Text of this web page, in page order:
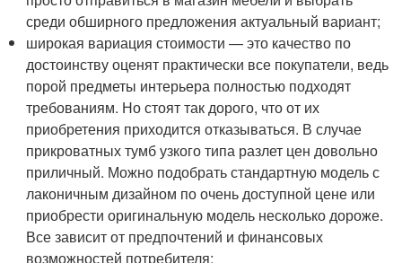
среди обширного предложения актуальный вариант;
широкая вариация стоимости — это качество по
достоинству оценят практически все покупатели, ведь
порой предметы интерьера полностью подходят
требованиям. Но стоят так дорого, что от их
приобретения приходится отказываться. В случае
прикроватных тумб узкого типа разлет цен довольно
приличный. Можно подобрать стандартную модель с
лаконичным дизайном по очень доступной цене или
приобрести оригинальную модель несколько дороже.
Все зависит от предпочтений и финансовых
возможностей потребителя;